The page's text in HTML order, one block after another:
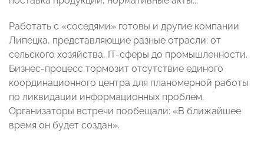
Работать с «соседями» готовы и другие компании
Липецка, представляющие разные отрасли: от
сельского хозяйства, IT-сферы до промышленности.
Бизнес-процесс тормозит отсутствие единого
координационного центра для планомерной работы
по ликвидации информационных проблем.
Организаторы встречи пообещали: «В ближайшее
время он будет создан».